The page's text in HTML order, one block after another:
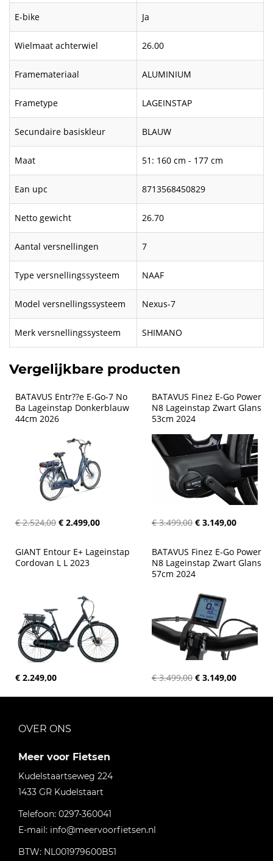
E-bike Ja
Wielmaat achterwiel 26.00
Framemateriaal ALUMINIUM
Frametype LAGEINSTAP
Secundaire basiskleur BLAUW
Maat 51: 160 cm - 177 cm
Ean upc 8713568450829
Netto gewicht 26.70
Aantal versnellingen 7
Type versnellingssysteem NAAF
Model versnellingssysteem Nexus-7
Merk versnellingssysteem SHIMANO
Vergelijkbare producten
BATAVUS Entr??e E-Go-7 No
Ba Lageinstap Donkerblauw
44cm 2026
€ 2.524,00 € 2.499,00
BATAVUS Finez E-Go Power
N8 Lageinstap Zwart Glans
53cm 2024
€ 3.499,00 € 3.149,00
GIANT Entour E+ Lageinstap
Cordovan L L 2023
€ 2.249,00
BATAVUS Finez E-Go Power
N8 Lageinstap Zwart Glans
57cm 2024
€ 3.499,00 € 3.149,00
OVER ONS
Meer voor Fietsen
Kudelstaartseweg 224
1433 GR Kudelstaart
Telefoon: 0297-360041
E-mail: info@meervoorfietsen.nl
BTW: NL001979600B51